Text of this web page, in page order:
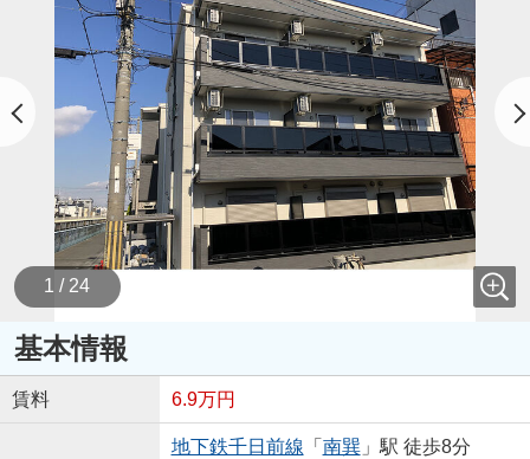
1 / 24
基本情報
賃料 6.9万円
地下鉄千日前線 「 南巽」駅 徒歩8分